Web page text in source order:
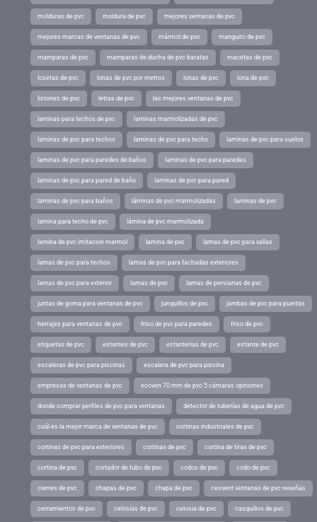
molduras de pvc moldura de pvc mejores ventanas de pvc
mejores marcas de ventanas de pvc mármol de pvc manguito de pvc
mamparas de pvc mamparas de ducha de pvc baratas macetas de pvc
losetas de pvc lonas de pvc por metros lonas de pvc lona de pvc
listones de pvc letras de pvc las mejores ventanas de pvc
laminas para techos de pvc laminas marmolizadas de pvc
laminas de pvc para techos laminas de pvc para techo laminas de pvc para suelos
laminas de pvc para paredes de baños laminas de pvc para paredes
laminas de pvc para pared de baño laminas de pvc para pared
laminas de pvc para baños láminas de pvc marmolizadas laminas de pvc
lamina para techo de pvc lámina de pvc marmolizada
lamina de pvc imitacion marmol lamina de pvc lamas de pvc para vallas
lamas de pvc para techos lamas de pvc para fachadas exteriores
lamas de pvc para exterior lamas de pvc lamas de persianas de pvc
juntas de goma para ventanas de pvc junquillos de pvc jambas de pvc para puertas
herrajes para ventanas de pvc friso de pvc para paredes friso de pvc
etiquetas de pvc estantes de pvc estanterias de pvc estante de pvc
escaleras de pvc para piscinas escalera de pvc para piscina
empresas de ventanas de pvc ecoven 70 mm de pvc 5 cámaras opiniones
donde comprar perfiles de pvc para ventanas detector de tuberías de agua de pvc
cuál es la mejor marca de ventanas de pvc cortinas industriales de pvc
cortinas de pvc para exteriores cortinas de pvc cortina de tiras de pvc
cortina de pvc cortador de tubo de pvc codos de pvc codo de pvc
cierres de pvc chapas de pvc chapa de pvc cesvent ventanas de pvc reseñas
cerramientos de pvc celosias de pvc celosia de pvc casquillos de pvc